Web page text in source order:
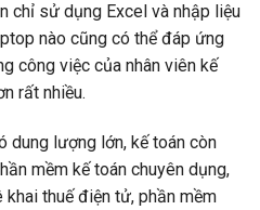
chỉ sử dụng Excel và nhập liệu
nào cũng có thể đáp ứng
công việc của nhân viên kế
rất nhiều.
dung lượng lớn, kế toán còn
mềm kế toán chuyên dụng,
thuế điện tử, phần mềm